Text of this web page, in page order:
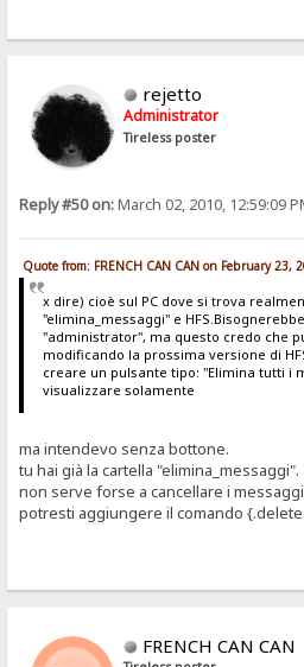
rejetto
Administrator
Tireless poster
Reply #50 on:March 02, 2010, 12:59:09
Quote from: FRENCH CAN CAN on February 23,
x dire) cioè sul PC dove si trova
"elimina_messaggi" e
"administrator", ma questo credo che
modificando la prossima versione di
creare un pulsante tipo: "Elimina tutti i
visualizzare solamente
ma intendevo senza bottone.
tu hai già la cartella "elimina_messaggi".
non serve forse a cancellare i
potresti aggiungere il comando
FRENCH CAN CAN